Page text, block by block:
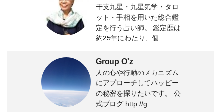
干支九星・九星気学・タロ
ット・手相を用いた総合鑑
定を行う占い師。 鑑定歴は
約25年にわたり、個...
Group O'z
人の心や行動のメカニズム
にアプローチしてハッピー
の秘密を探りたいです。 公
式ブログ http://g...